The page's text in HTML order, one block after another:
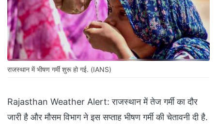
राजस्थान में भीषण गर्मी शुरू हो गई. (IANS)
Rajasthan Weather Alert: राजस्थान में तेज गर्मी का दौर
जारी है और मौसम विभाग ने इस सप्ताह भीषण गर्मी की चेतावनी दी है.